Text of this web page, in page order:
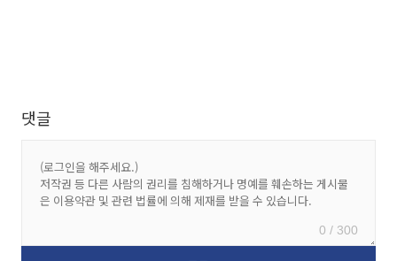
댓글
0 / 300